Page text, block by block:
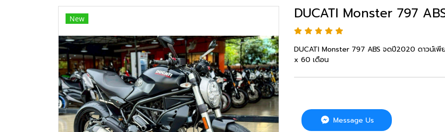
New DUCATI Monster 797
DUCATI Monster 797 ABS จดปี2020 ดาวน์
x 60 เดือน
Message Us